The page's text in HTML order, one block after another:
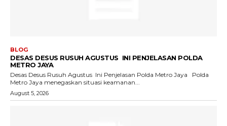
BLOG
DESAS DESUS RUSUH AGUSTUS INI PENJELASAN POLDA
METRO JAYA
Desas Desus Rusuh Agustus Ini Penjelasan Polda Metro Jaya Polda
Metro Jaya menegaskan situasi keamanan...
August 5, 2026